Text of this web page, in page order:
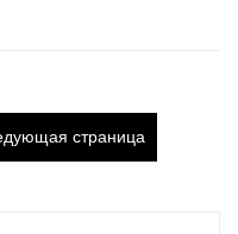
страница